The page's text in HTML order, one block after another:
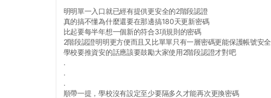
明明單一入口就已經有提供更安全的2階段認證
真的搞不懂為什麼還要在那邊搞180天更新密碼
比起要每半年想一個新的符合3項規則的密碼
2階段認證明明更方便而且又比單單只有一層密碼更能保護帳號安全
學校要推資安的話應該要鼓勵大家使用2階段認證才對吧
.
.
.
順帶一提，學校沒有設定至少要隔多久才能再次更換密碼